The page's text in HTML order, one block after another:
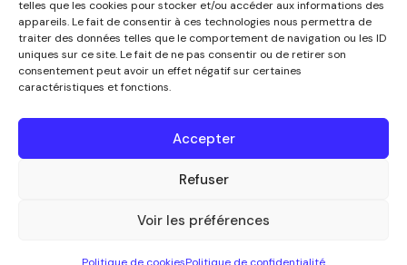
telles que les cookies pour stocker et/ou accéder aux informations des
appareils. Le fait de consentir à ces technologies nous permettra de
traiter des données telles que le comportement de navigation ou les ID
uniques sur ce site. Le fait de ne pas consentir ou de retirer son
consentement peut avoir un effet négatif sur certaines
caractéristiques et fonctions.
Accepter
Refuser
Voir les préférences
AMILCAR TRAVEL CLUB
CLUB AMILCAR, Club d'affaires international
AGENCE MEDIANE
CONTACT
+33 7 49 60 92 02
CLUB AMILCAR by AMILCAR MAGAZINE GROUP© 2013-